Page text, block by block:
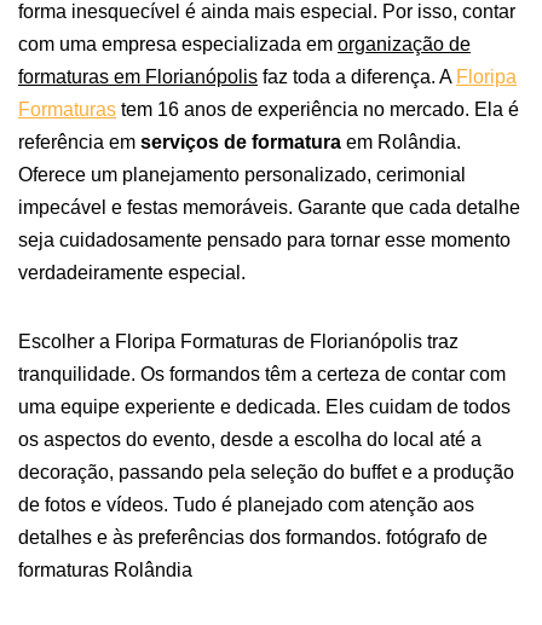
forma inesquecível é ainda mais especial. Por isso, contar
com uma empresa especializada em organização de
formaturas em Florianópolis faz toda a diferença. A Floripa
Formaturas tem 16 anos de experiência no mercado. Ela é
referência em serviços de formatura em Rolândia.
Oferece um planejamento personalizado, cerimonial
impecável e festas memoráveis. Garante que cada detalhe
seja cuidadosamente pensado para tornar esse momento
verdadeiramente especial.
Escolher a Floripa Formaturas de Florianópolis traz
tranquilidade. Os formandos têm a certeza de contar com
uma equipe experiente e dedicada. Eles cuidam de todos
os aspectos do evento, desde a escolha do local até a
decoração, passando pela seleção do buffet e a produção
de fotos e vídeos. Tudo é planejado com atenção aos
detalhes e às preferências dos formandos. fotógrafo de
formaturas Rolândia